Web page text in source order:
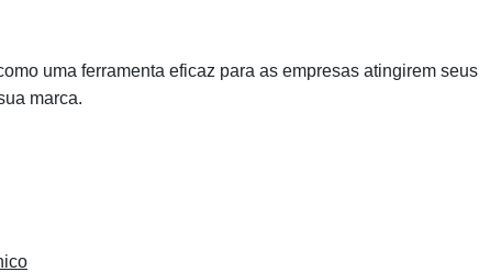
uma ferramenta eficaz para as empresas atingirem seus
marca.